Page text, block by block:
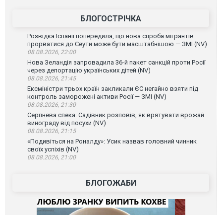
БЛОГОСТРІЧКА
Розвідка Іспанії попередила, що нова спроба мігрантів
прорватися до Сеути може бути масштабнішою — ЗМІ (NV)
08.08.2026, 22:00
Нова Зеландія запровадила 36-й пакет санкцій проти Росії
через депортацію українських дітей (NV)
08.08.2026, 21:45
Ексміністри трьох країн закликали ЄС негайно взяти під
контроль заморожені активи Росії — ЗМІ (NV)
08.08.2026, 21:30
Серпнева спека. Садівник розповів, як врятувати врожай
винограду від посухи (NV)
08.08.2026, 21:15
«Подивіться на Роналду»: Усик назвав головний чинник
своїх успіхів (NV)
08.08.2026, 21:00
БЛОГОЖАБИ